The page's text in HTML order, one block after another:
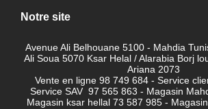
Notre site
Avenue Ali Belhouane 5100 - Mahdia
Ali Soua 5070 Ksar Helal / Alarabia Borj
Ariana 2073
Vente en ligne 98 749 684 - Service
Service SAV 97 565 863 - Magasin
Magasin ksar hellal 73 587 985 -